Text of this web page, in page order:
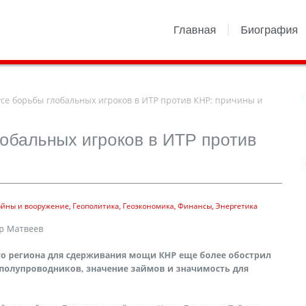
Главная Биография
борьбы глобальных игроков в ИТР против КНР: причины и
игроков в ИТР против
и вооружение Геополитика Геоэкономика Финансы Энергетика
Матвеев
региона для сдерживания мощи КНР еще более обострил
значение займов и значимость для